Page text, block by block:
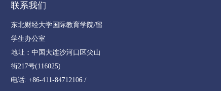
联系我们
东北财经大学国际教育学院/留
学生办公室
地址：中国大连沙河口区尖山
街217号(116025)
电话: +86-411-84712106 /